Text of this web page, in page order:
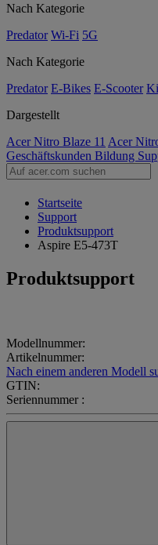
Nach Kategorie
Predator Wi-Fi 5G
Nach Kategorie
Predator E-Bikes E-Scooter
Dargestellt
Acer Nitro Blaze 11 Acer
Geschäftskunden Bildung
Startseite
Support
Produktsupport
Aspire E5-473T
Produktsupport
Modellnummer:
Artikelnummer:
Nach einem anderen Modell
GTIN:
Seriennummer :